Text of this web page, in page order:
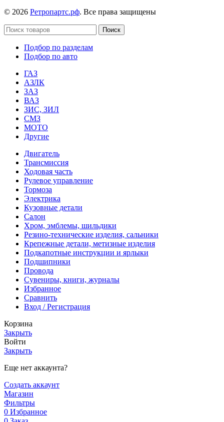
© 2026 Ретропартс.рф. Все права защищены
Поиск
Подбор по разделам
Подбор по авто
ГАЗ
АЗЛК
ЗАЗ
ВАЗ
ЗИС, ЗИЛ
СМЗ
МОТО
Другие
Двигатель
Трансмиссия
Ходовая часть
Рулевое управление
Тормоза
Электрика
Кузовные детали
Салон
Хром, эмблемы, шильдики
Резино-технические изделия, сальники
Крепежные детали, метизные изделия
Подкапотные инструкции и ярлыки
Подшипники
Провода
Сувениры, книги, журналы
Избранное
Сравнить
Вход / Регистрация
Корзина
Закрыть
Войти
Закрыть
Еще нет аккаунта?
Создать аккаунт
Магазин
Фильтры
0 Избранное